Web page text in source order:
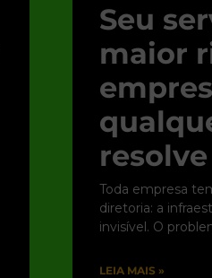
Seu
maior
Toda empresa
diretoria: a
invisível. O
LEIA MAIS »